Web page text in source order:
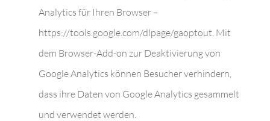
Analytics für Ihren Browser –
https://tools.google.com/dlpage/gaoptout. Mit
dem Browser-Add-on zur Deaktivierung von
Google Analytics können Besucher verhindern,
dass ihre Daten von Google Analytics gesammelt
und verwendet werden.